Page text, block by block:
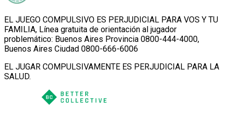
EL JUEGO COMPULSIVO ES PERJUDICIAL PARA VOS Y TU
FAMILIA, Línea gratuita de orientación al jugador
problemático: Buenos Aires Provincia 0800-444-4000,
Buenos Aires Ciudad 0800-666-6006
EL JUGAR COMPULSIVAMENTE ES PERJUDICIAL PARA LA
SALUD.